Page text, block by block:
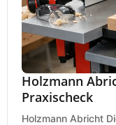
Holzmann
Praxischeck
Holzmann Abricht